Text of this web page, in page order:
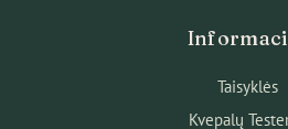
Taisyklės
Kvepalų